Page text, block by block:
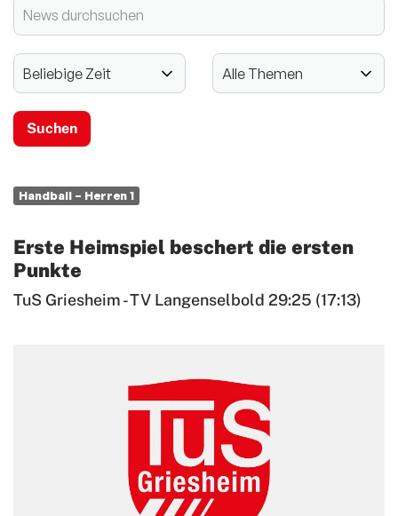
Handball – Herren 1
Erste Heimspiel beschert die ersten
Punkte
TuS Griesheim - TV Langenselbold 29:25 (17:13)
2024 - 125-jähriges Jubiläum
Mitglieder-Service
Verantwortung